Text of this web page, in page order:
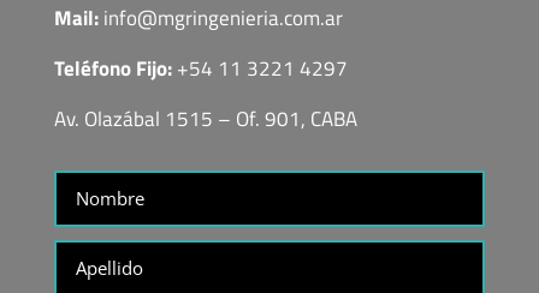
Mail:info@mgringenieria.com.ar
Teléfono Fijo:+54 11 3221 4297
Av. Olazábal 1515 – Of. 901, CABA